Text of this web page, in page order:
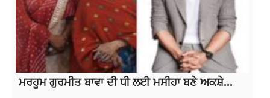
ਮਰਹੂਮ ਗੁਰਮੀਤ ਬਾਵਾ ਦੀ ਧੀ ਲਈ ਮਸੀਹਾ ਬਣੇ ਅਕਸ਼ੇ...